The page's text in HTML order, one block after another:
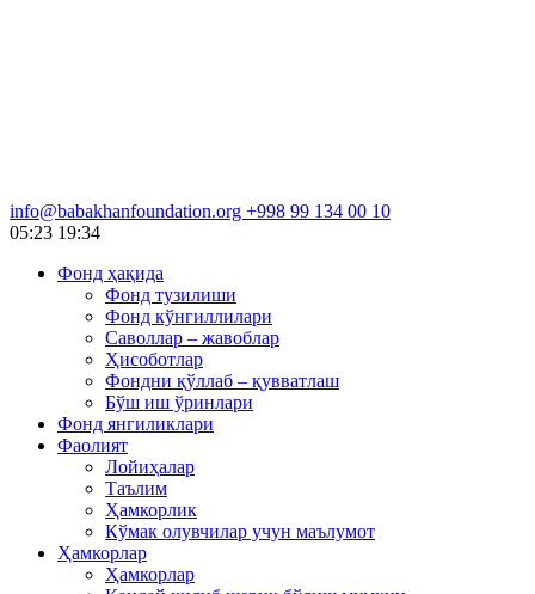
info@babakhanfoundation.org +998 99 134 00 10
05:23 19:34
Фонд ҳақида
Фонд тузилиши
Фонд кўнгиллилари
Саволлар – жавоблар
Ҳисоботлар
Фондни қўллаб – қувватлаш
Бўш иш ўринлари
Фонд янгиликлари
Фаолият
Лойиҳалар
Таълим
Ҳамкорлик
Кўмак олувчилар учун маълумот
Ҳамкорлар
Ҳамкорлар